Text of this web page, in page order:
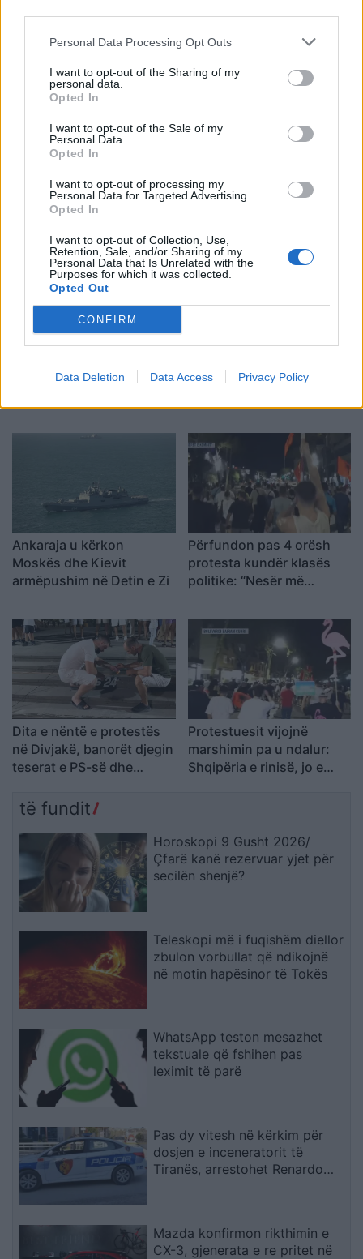
Personal Data Processing Opt Outs
I want to opt-out of the Sharing of my
personal data.
Opted In
I want to opt-out of the Sale of my
Personal Data.
Opted In
I want to opt-out of processing my
Personal Data for Targeted Advertising.
Opted In
I want to opt-out of Collection, Use,
Retention, Sale, and/or Sharing of my
Personal Data that Is Unrelated with the
Purposes for which it was collected.
Opted Out
CONFIRM
Data Deletion Data Access Privacy Policy
për dosjen e inceneratorit
të Tiranës, arrestohet
Palasë
Krujë, ndezi zjarr për të
më tej, evakuohen
raportohen shpërthime
armatimesh
i dyshuari për vrasjen e
Ankaraja u kërkon
Moskës dhe Kievit
armëpushim në Detin e Zi
Përfundon pas 4 orësh
protesta kundër klasës
politike: “Nesër më
Dita e nëntë e protestës
në Divjakë, banorët djegin
teserat e PS-së dhe
me Lushnjën
Protestuesit vijojnë
marshimin pa u ndalur:
Shqipëria e rinisë, jo e
të fundit
Horoskopi 9 Gusht 2026/
Çfarë kanë rezervuar yjet për
secilën shenjë?
Teleskopi më i fuqishëm diellor
zbulon vorbullat që ndikojnë
në motin hapësinor të Tokës
WhatsApp teston mesazhet
tekstuale që fshihen pas
leximit të parë
Pas dy vitesh në kërkim për
dosjen e inceneratorit të
Tiranës, arrestohet Renardo
Mazda konfirmon rikthimin e
CX-3, gjenerata e re pritet në